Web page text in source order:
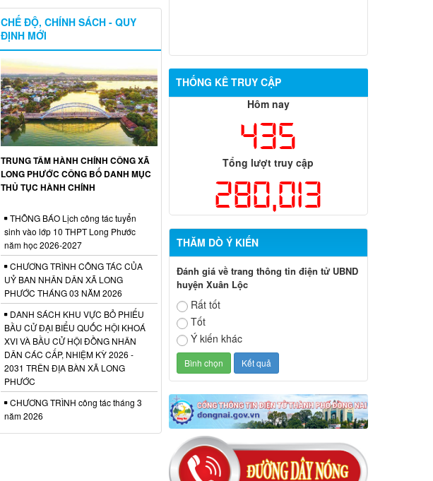
THỐNG KÊ TRUY CẬP
Hôm nay
435
Tổng lượt truy cập
280,013
THĂM DÒ Ý KIẾN
Đánh giá về trang thông tin điện tử UBND
huyện Xuân Lộc
Rất tốt
Tốt
Ý kiến khác
CHẾ ĐỘ, CHÍNH SÁCH - QUY
ĐỊNH MỚI
TRUNG TÂM HÀNH CHÍNH CÔNG XÃ
LONG PHƯỚC CÔNG BỐ DANH MỤC
THỦ TỤC HÀNH CHÍNH
THÔNG BÁO Lịch công tác tuyển
sinh vào lớp 10 THPT Long Phước
năm học 2026-2027
CHƯƠNG TRÌNH CÔNG TÁC CỦA
UỶ BAN NHÂN DÂN XÃ LONG
PHƯỚC THÁNG 03 NĂM 2026
DANH SÁCH KHU VỰC BỎ PHIẾU
BẦU CỬ ĐẠI BIỂU QUỐC HỘI KHOÁ
XVI VÀ BẦU CỬ HỘI ĐỒNG NHÂN
DÂN CÁC CẤP, NHIỆM KỲ 2026 -
2031 TRÊN ĐỊA BÀN XÃ LONG
PHƯỚC
CHƯƠNG TRÌNH công tác tháng 3
năm 2026